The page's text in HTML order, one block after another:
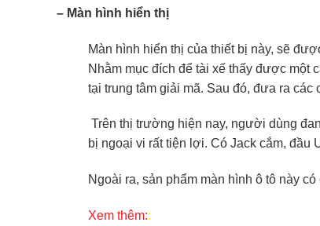
– Màn hình hiển thị
Màn hình hiển thị của thiết bị này, sẽ
Nhằm mục đích để tài xế thấy được một
tại trung tâm giải mã. Sau đó, đưa ra
Trên thị trường hiện nay, người dùng
bị ngoại vi rất tiện lợi. Có Jack cắm, đầu
Ngoài ra, sản phẩm màn hình ô tô này
Xem thêm::